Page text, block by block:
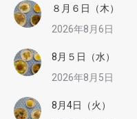
８月６日（木）
2026年8月6日
8月５日（水）
2026年8月5日
8月4日（火）